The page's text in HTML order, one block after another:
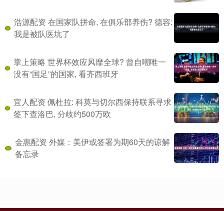
浩源配资 在国家队拼命, 在俱乐部养伤? 德容:
我是被队医坑了
掌上策略 世界杯效应风靡全球? 曾自嘲唯一
没有“国足”的国家, 看齐西班牙
宜人配资 佩杜拉: 科莫与切尔西保持联系寻求
签下查洛巴, 分歧约500万欧
金惠配资 外媒：美伊或签署为期60天的谅解
备忘录